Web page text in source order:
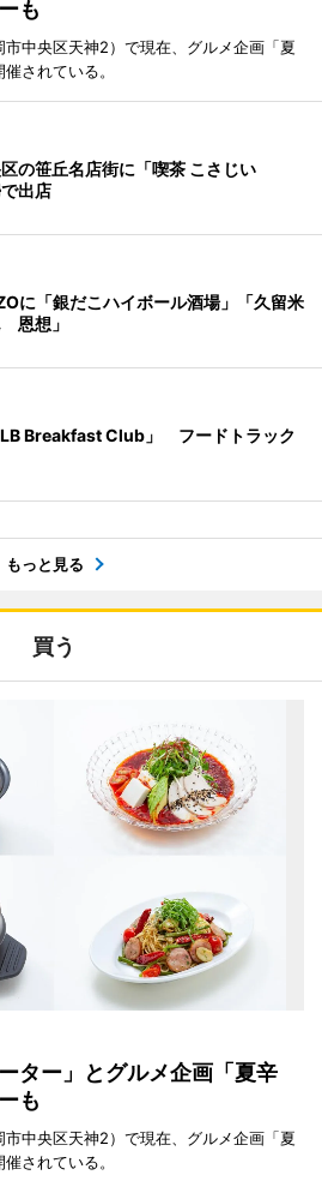
も
中央区天神2）で現在、グルメ企画「夏
されている。
の笹丘名店街に「喫茶 こさじい
出店
に「銀だこハイボール酒場」「久留米
恩想」
Breakfast Club」 フードトラック
もっと見る
買う
ター」とグルメ企画「夏辛
も
中央区天神2）で現在、グルメ企画「夏
されている。